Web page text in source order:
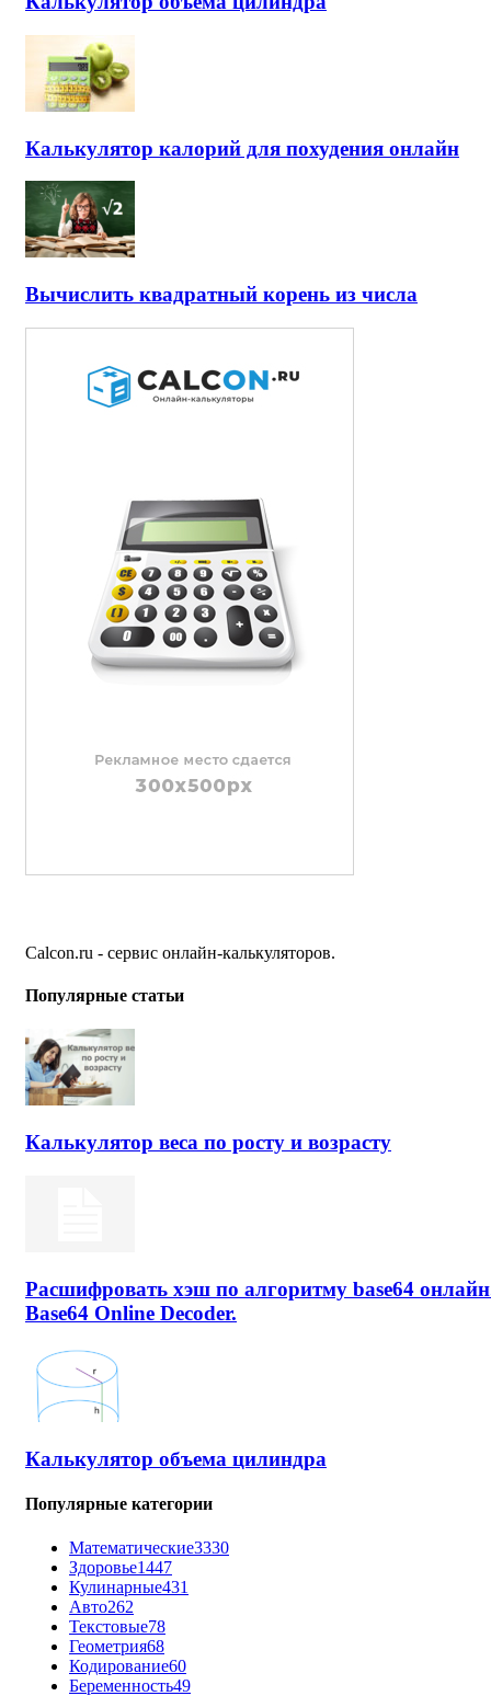
Калькулятор калорий для похудения онлайн
Вычислить квадратный корень из числа
Calcon.ru - сервис онлайн-калькуляторов.
Популярные статьи
Калькулятор веса по росту и возрасту
Расшифровать хэш по алгоритму base64
Base64 Online Decoder.
Калькулятор объема цилиндра
Популярные категории
Математические3330
Здоровье1447
Кулинарные431
Авто262
Текстовые78
Геометрия68
Кодирование60
Беременность49